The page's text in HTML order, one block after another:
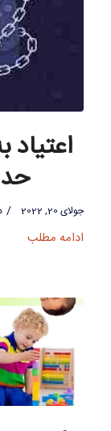
جولای 20, 2022 /
ادامه مطلب